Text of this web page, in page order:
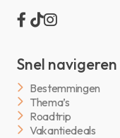
Snel navigeren
Bestemmingen
Thema’s
Roadtrip
Vakantiedeals